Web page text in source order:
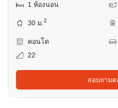
1 ห้องนอน
30 ม.2
คอนโด
22
สอบถาม